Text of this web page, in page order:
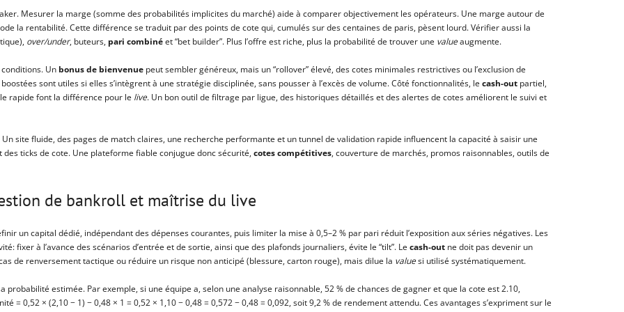
Mesurer la marge (somme des probabilités implicites du marché) aide à comparer objectivement les opérateurs. Une marge autour de
la rentabilité. Cette différence se traduit par des points de cote qui, cumulés sur des centaines de paris, pèsent lourd. Vérifier aussi la
over/under, buteurs, pari combinéet “bet builder”. Plus l’offre est riche, plus la probabilité de trouver une valueaugmente.
Un bonus de bienvenue peut sembler généreux, mais un “rollover” élevé, des cotes minimales restrictives ou l’exclusion de
sont utiles si elles s’intègrent à une stratégie disciplinée, sans pousser à l’excès de volume. Côté fonctionnalités, le cash-out partiel,
rapide font la différence pour le live. Un bon outil de filtrage par ligue, des historiques détaillés et des alertes de cotes améliorent le suivi et
site fluide, des pages de match claires, une recherche performante et un tunnel de validation rapide influencent la capacité à saisir une
ticks de cote. Une plateforme fiable conjugue donc sécurité, cotes compétitives, couverture de marchés, promos raisonnables, outils de
de bankroll et maîtrise du live
un capital dédié, indépendant des dépenses courantes, puis limiter la mise à 0,5–2 % par pari réduit l’exposition aux séries négatives. Les
fixer à l’avance des scénarios d’entrée et de sortie, ainsi que des plafonds journaliers, évite le “tilt”. Le cash-out ne doit pas devenir un
de renversement tactique ou réduire un risque non anticipé (blessure, carton rouge), mais dilue la valuesi utilisé systématiquement.
probabilité estimée. Par exemple, si une équipe a, selon une analyse raisonnable, 52 % de chances de gagner et que la cote est 2.10,
= 0,52 × (2,10 − 1) − 0,48 × 1 = 0,52 × 1,10 − 0,48 = 0,572 − 0,48 = 0,092, soit 9,2 % de rendement attendu. Ces avantages s’expriment sur le